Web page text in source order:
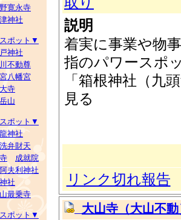
寛永寺
神社
ポット▼
神社
不動尊
八幡宮
寺
山
ポット▼
神社
弁財天
成就院
夫利神社
社
最乗寺
ポット▼
説明
着実に事業や物
指のパワースポ
「箱根神社（九
見る
リンク切れ報告
大山寺（大山不